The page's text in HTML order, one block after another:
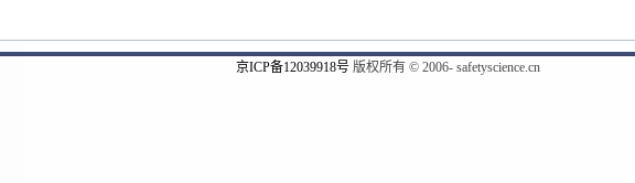
京ICP备12039918号 版权所有 © 2006- safetyscience.cn